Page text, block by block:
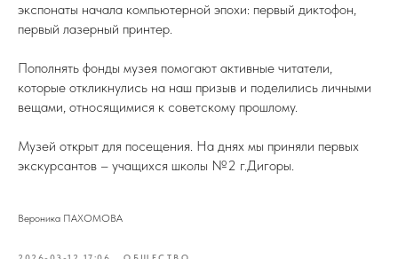
экспонаты начала компьютерной эпохи: первый диктофон,
первый лазерный принтер.
Пополнять фонды музея помогают активные читатели,
которые откликнулись на наш призыв и поделились личными
вещами, относящимися к советскому прошлому.
Музей открыт для посещения. На днях мы приняли первых
экскурсантов – учащихся школы №2 г.Дигоры.
Вероника ПАХОМОВА